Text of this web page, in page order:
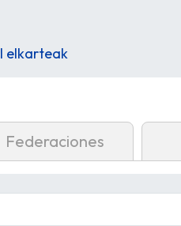
elkarteak
Federaciones